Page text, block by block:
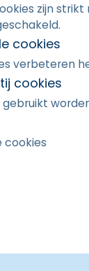
zijn
cookies
verbeteren
cookies
gebruikt
cookies